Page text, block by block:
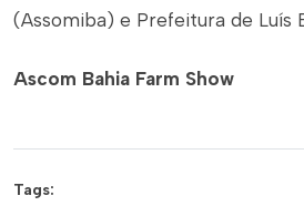
(Assomiba) e Prefeitura de Luís
Ascom Bahia Farm Show
Tags: